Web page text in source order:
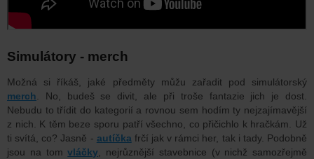
Simulátory - merch
Možná si říkáš, jaké předměty můžu zařadit pod simulátorský
merch . No, budeš se divit, ale při troše fantazie jich je dost.
Nebudu to třídit do kategorií a rovnou sem hodím ty nejzajímavější
z nich. K těm beze sporu patří všechno, co přičichlo k hračkám. Už
ti svítá, co? Jasně - autíčka frčí jak v rámci her, tak i tady. Podobně
jsou na tomvláčky , nejrůznější stavebnice (v nichž samozřejmě